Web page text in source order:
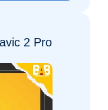
2 Pro